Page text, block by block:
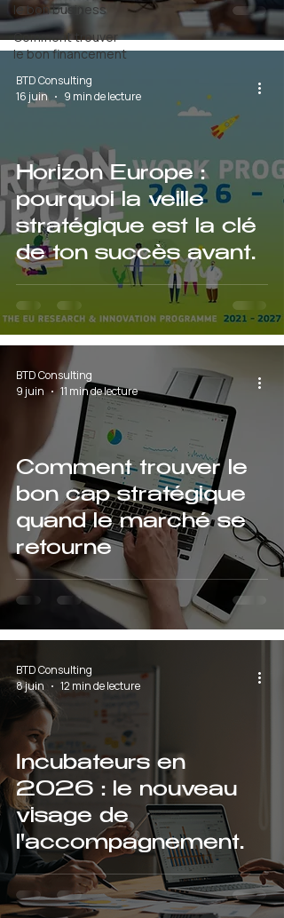
le bon business
Comment trouver
le bon financement
Horizon Europe :
pourquoi la veille
stratégique est la clé
de ton succès avant
même la publication
des appels
BTD Consulting
16 juin
9 min de lecture
Comment trouver le
bon cap stratégique
quand le marché se
retourne
BTD Consulting
9 juin
11 min de lecture
Incubateurs en
2026 : le nouveau
visage de
l'accompagnement
entrepreneurial en
France
BTD Consulting
8 juin
12 min de lecture